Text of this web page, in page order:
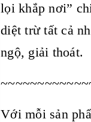
lọi khắp nơi”
diệt trừ tất cả
ngộ, giải thoát.
Với mỗi sản